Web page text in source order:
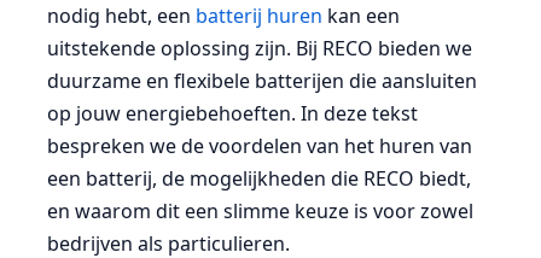
nodig hebt, een batterij huren kan een
uitstekende oplossing zijn. Bij RECO bieden we
duurzame en flexibele batterijen die aansluiten
op jouw energiebehoeften. In deze tekst
bespreken we de voordelen van het huren van
een batterij, de mogelijkheden die RECO biedt,
en waarom dit een slimme keuze is voor zowel
bedrijven als particulieren.